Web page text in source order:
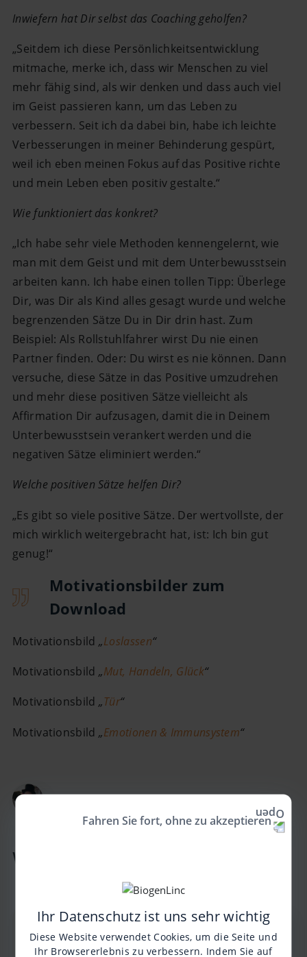
Ihr Datenschutz ist uns sehr wichtig
Diese Website verwendet Cookies, um die Seite und
Ihr Browsererlebnis zu verbessern. Indem Sie auf
Fahren Sie fort, ohne zu akzeptieren
Inwiefern hat Dir selbst das Coaching geholfen?
„Seitdem ich diese Persönlichkeitsentwicklung
mitmache, merke ich, dass wir Menschen zu viel
mehr fähig sind, als wir denken und dass auch viel
im Geist passieren kann, um das Leben zu
verbessern. Seit ich da dabei bin, habe ich leichte
Verbesserungen in meiner Behinderung gespürt,
weil ich eben meinen Fokus auf das Positive richte
und mein Leben eben positiv gestalte.“
Wie funktioniert das konkret?
„Ich habe sehr viele Methoden kennengelernt, wie
man mit dem Geist und mit dem Unterbewusstsein
arbeiten kann. Ich habe einen tollen Tipp: Überlege
Dir, was Dir als Kind alles gesagt wurde und welche
begrenzenden Sätze Du in Dir drin hast. Zum
Beispiel: Als Rollstuhlfahrer wirst Du nie einen
Partner finden. Oder: Du wirst es nie können. Dann
versuche, diese Sätze in das Positive umzudrehen
und mehr diese positiven Sätze vielleicht als
Affirmation Dir aufzusagen, damit die in Deinem
Unterbewusstsein verankert werden und die
negativen Sätze eliminiert werden.“
Welche positiven Sätze helfen Dir?
„Es gibt so viele positive Sätze. Der wertvollste, der
mich wirklich weitergebracht hat, ist: Ich bin gut
genug!“
Motivationsbilder zum
Download
Motivationsbild „Loslassen“
Motivationsbild „Mut, Handeln, Glück“
Motivationsbild „Tür“
Motivationsbild „Emotionen & Immunsystem“
JASMIN • JAHRGANG 1982 • SMA TYP II
Weitere Beiträge der Serie
Persönlichkeitsentwicklung
– Teil 1